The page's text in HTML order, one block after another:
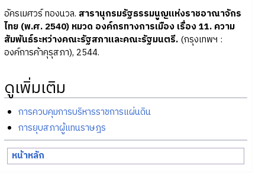
อัครเมศวร์ ทองนวล. สารานุกรมรัฐธรรมนูญแห่งราชอาณาจักร
ไทย (พ.ศ. 2540) หมวด องค์กรทางการเมือง เรื่อง 11. ความ
สัมพันธ์ระหว่างคณะรัฐสภาและคณะรัฐมนตรี.(กรุงเทพฯ :
องค์การค้าคุรุสภา), 2544.
ดูเพิ่มเติม
การควบคุมการบริหารราชการแผ่นดิน
การยุบสภาผู้แทนราษฎร
หน้าหลัก